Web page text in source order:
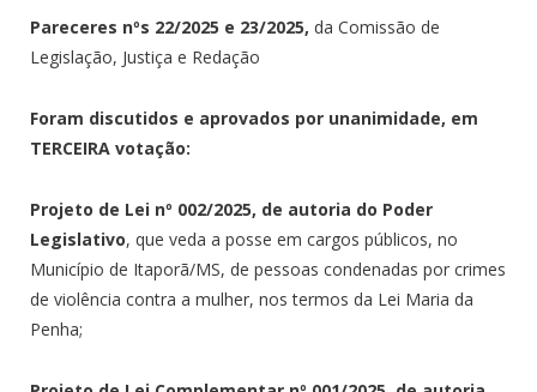
Pareceres nºs 22/2025 e 23/2025, da Comissão de
Legislação, Justiça e Redação
Foram discutidos e aprovados por unanimidade, em
TERCEIRA votação:
Projeto de Lei nº 002/2025, de autoria do Poder
Legislativo, que veda a posse em cargos públicos, no
Município de Itaporã/MS, de pessoas condenadas por crimes
de violência contra a mulher, nos termos da Lei Maria da
Penha;